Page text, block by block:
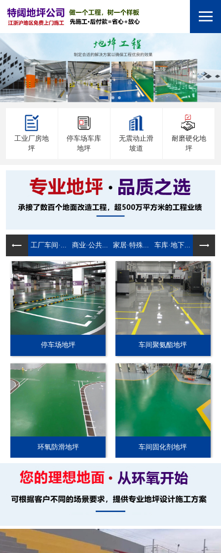
工业厂房地
坪
停车场车库
地坪
无震动止滑
坡道
耐磨硬化地
坪
工厂车间·... 商业·公共... 家居·特殊... 车库·地下...
停车场地坪 车间聚氨酯地坪
环氧防滑地坪 车间固化剂地坪